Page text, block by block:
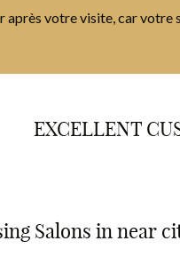
après votre visite, car
EXCELLENT
Salons in near